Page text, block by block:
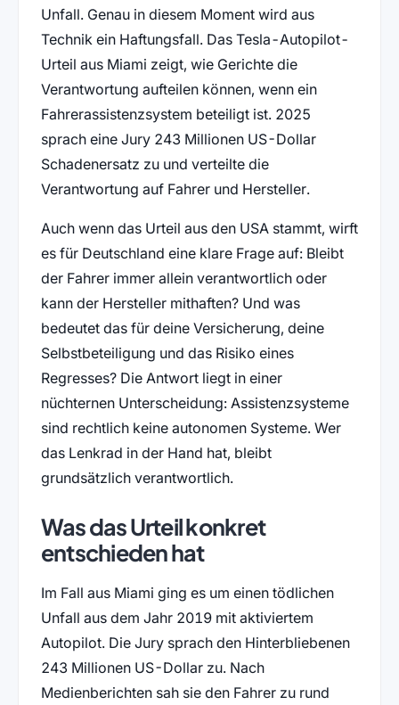
Unfall. Genau in diesem Moment wird aus
Technik ein Haftungsfall. Das Tesla-Autopilot-
Urteil aus Miami zeigt, wie Gerichte die
Verantwortung aufteilen können, wenn ein
Fahrerassistenzsystem beteiligt ist. 2025
sprach eine Jury 243 Millionen US-Dollar
Schadenersatz zu und verteilte die
Verantwortung auf Fahrer und Hersteller.
Auch wenn das Urteil aus den USA stammt, wirft
es für Deutschland eine klare Frage auf: Bleibt
der Fahrer immer allein verantwortlich oder
kann der Hersteller mithaften? Und was
bedeutet das für deine Versicherung, deine
Selbstbeteiligung und das Risiko eines
Regresses? Die Antwort liegt in einer
nüchternen Unterscheidung: Assistenzsysteme
sind rechtlich keine autonomen Systeme. Wer
das Lenkrad in der Hand hat, bleibt
grundsätzlich verantwortlich.
Was das Urteil konkret
entschieden hat
Im Fall aus Miami ging es um einen tödlichen
Unfall aus dem Jahr 2019 mit aktiviertem
Autopilot. Die Jury sprach den Hinterbliebenen
243 Millionen US-Dollar zu. Nach
Medienberichten sah sie den Fahrer zu rund